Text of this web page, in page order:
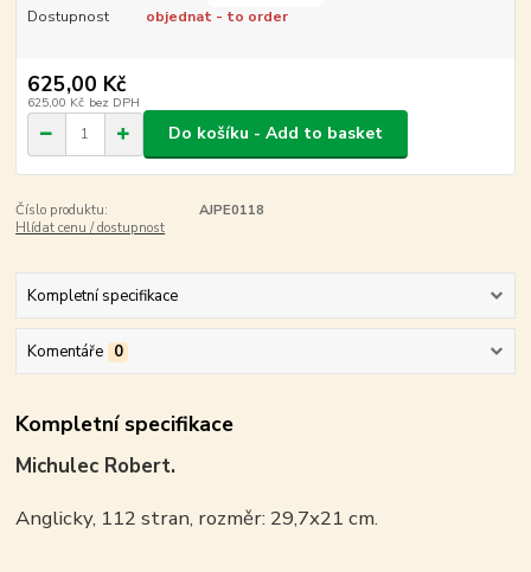
Dostupnost objednat - to order
625,00 Kč
625,00 Kč bez DPH
Do košíku - Add to basket
Číslo produktu:
AJPE0118
Hlídat cenu / dostupnost
Kompletní specifikace
Komentáře 0
Kompletní specifikace
Michulec Robert.
Anglicky, 112 stran, rozměr: 29,7x21 cm.